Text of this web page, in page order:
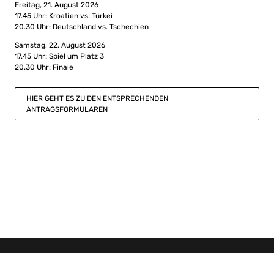
Freitag, 21. August 2026
17.45 Uhr: Kroatien vs. Türkei
20.30 Uhr: Deutschland vs. Tschechien
Samstag, 22. August 2026
17.45 Uhr: Spiel um Platz 3
20.30 Uhr: Finale
HIER GEHT ES ZU DEN ENTSPRECHENDEN
ANTRAGSFORMULAREN